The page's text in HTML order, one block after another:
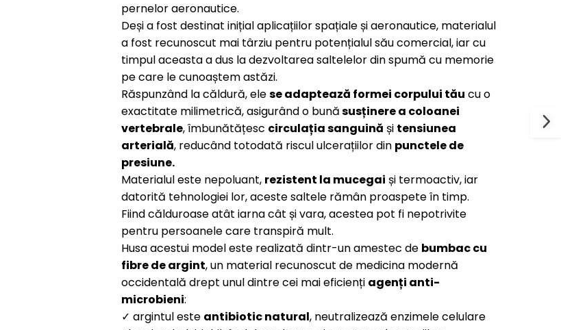
pernelor aeronautice.
Deși a fost destinat inițial aplicațiilor spațiale și aeronautice, materialul
a fost recunoscut mai târziu pentru potențialul său comercial, iar cu
timpul aceasta a dus la dezvoltarea saltelelor din spumă cu memorie
pe care le cunoaștem astăzi.
Răspunzând la căldură, elese adaptează formei corpului tău cu o
exactitate milimetrică, asigurând o bunăsusținere a coloanei
vertebrale, îmbunătățesc circulația sanguină și tensiunea
arterială, reducând totodată riscul ulcerațiilor din punctele de
presiune.
Materialul este nepoluant, rezistent la mucegai și termoactiv, iar
datorită tehnologiei lor, aceste saltele rămân proaspete în timp.
Fiind călduroase atât iarna cât și vara, acestea pot fi nepotrivite
pentru persoanele care transpiră mult.
Husa acestui model este realizată dintr-un amestec de bumbaccu
fibre de argint, un material recunoscut de medicina modernă
occidentală drept unul dintre cei mai eficienți agenți anti-
microbieni:
✓ argintul este antibiotic natural, neutralizează enzimele celulare